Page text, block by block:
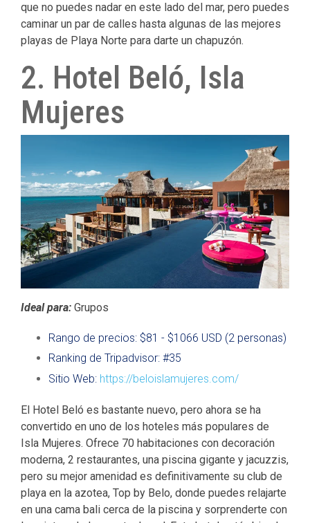
que no puedes nadar en este lado del mar, pero puedes
caminar un par de calles hasta algunas de las mejores
playas de Playa Norte para darte un chapuzón.
2. Hotel Beló, Isla
Mujeres
Ideal para: Grupos
Rango de precios: $81 - $1066 USD (2 personas)
Ranking de Tripadvisor: #35
Sitio Web: https://beloislamujeres.com/
El Hotel Beló es bastante nuevo, pero ahora se ha
convertido en uno de los hoteles más populares de
Isla Mujeres. Ofrece 70 habitaciones con decoración
moderna, 2 restaurantes, una piscina gigante y jacuzzis,
pero su mejor amenidad es definitivamente su club de
playa en la azotea, Top by Belo, donde puedes relajarte
en una cama bali cerca de la piscina y sorprenderte con